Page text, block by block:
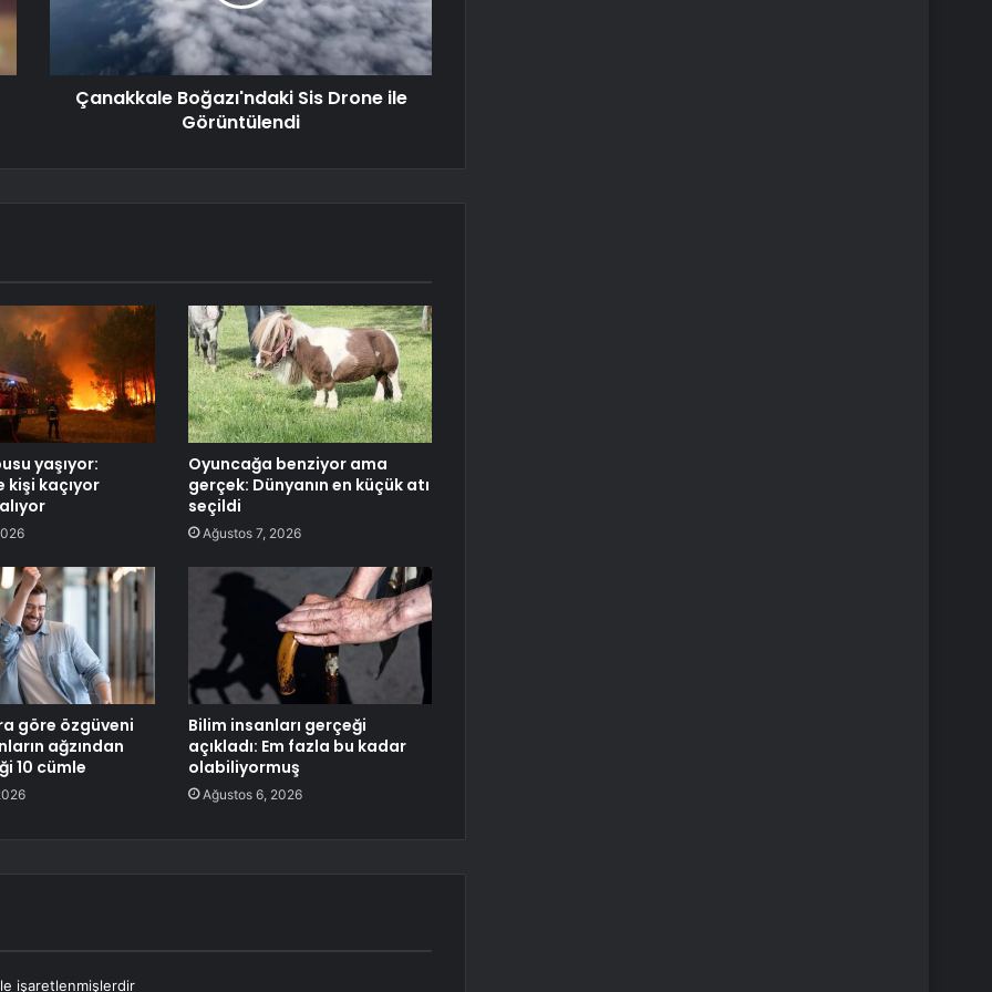
Çanakkale Boğazı'ndaki Sis Drone ile
Görüntülendi
yaşıyor:
kişi kaçıyor
Oyuncağa benziyor ama
gerçek: Dünyanın en küçük atı
seçildi
Ağustos 7, 2026
göre özgüveni
ağzından
10 cümle
Bilim insanları gerçeği
açıkladı: Em fazla bu kadar
olabiliyormuş
Ağustos 6, 2026
işaretlenmişlerdir